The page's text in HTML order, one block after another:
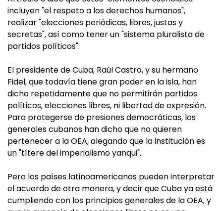
incluyen "el respeto a los derechos humanos",
realizar "elecciones periódicas, libres, justas y
secretas", así como tener un "sistema pluralista de
partidos políticos".
El presidente de Cuba, Raúl Castro, y su hermano
Fidel, que todavía tiene gran poder en la isla, han
dicho repetidamente que no permitirán partidos
políticos, elecciones libres, ni libertad de expresión.
Para protegerse de presiones democráticas, los
generales cubanos han dicho que no quieren
pertenecer a la OEA, alegando que la institución es
un "títere del imperialismo yanqui".
Pero los países latinoamericanos pueden interpretar
el acuerdo de otra manera, y decir que Cuba ya está
cumpliendo con los principios generales de la OEA, y